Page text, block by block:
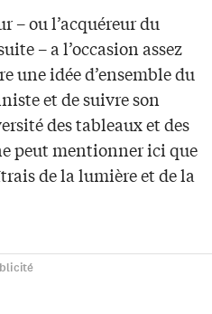
– ou l’acquéreur du
– a l’occasion assez
une idée d’ensemble du
et de suivre son
des tableaux et des
peut mentionner ici que
de la lumière et de la